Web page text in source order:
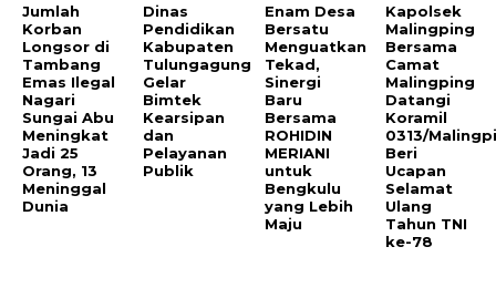
Jumlah
Korban
Longsor di
Tambang
Emas Ilegal
Nagari
Sungai Abu
Meningkat
Jadi 25
Orang, 13
Meninggal
Dunia
Dinas
Pendidikan
Kabupaten
Tulungagung
Gelar
Bimtek
Kearsipan
dan
Pelayanan
Publik
Enam Desa
Bersatu
Menguatkan
Tekad,
Sinergi
Baru
Bersama
ROHIDIN
MERIANI
untuk
Bengkulu
yang Lebih
Maju
Kapolsek
Malingping
Bersama
Camat
Malingping
Datangi
Koramil
0313/
Beri
Ucapan
Selamat
Ulang
Tahun TNI
ke-78